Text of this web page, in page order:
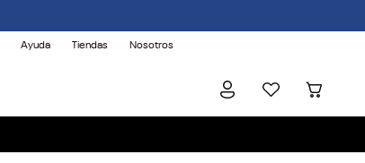
Ayuda Tiendas Nosotros